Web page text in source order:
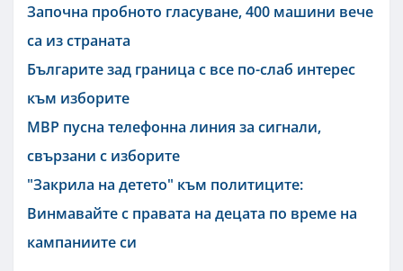
Започна пробното гласуване, 400 машини вече
са из страната
Българите зад граница с все по-слаб интерес
към изборите
МВР пусна телефонна линия за сигнали,
свързани с изборите
"Закрила на детето" към политиците:
Винмавайте с правата на децата по време на
кампаниите си